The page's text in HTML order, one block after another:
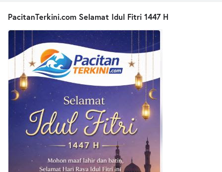
PacitanTerkini.com Selamat Idul Fitri 1447 H